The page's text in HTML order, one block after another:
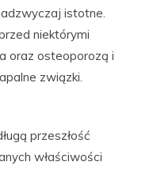
istotne.
niektórymi
oraz osteoporozą i
związki.
przeszłość
właściwości